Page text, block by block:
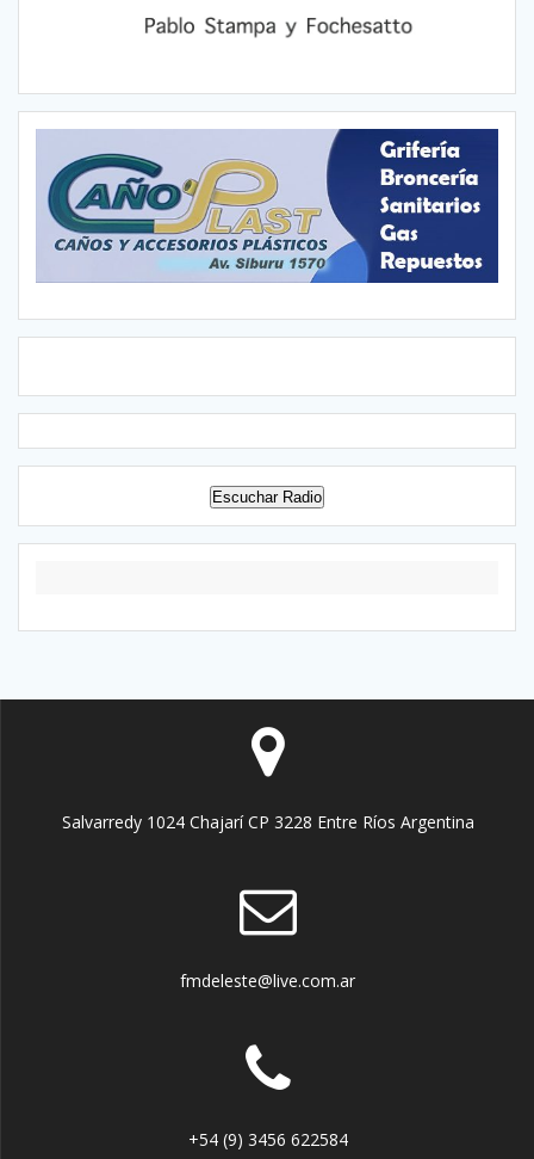
Escuchar Radio
Salvarredy 1024 Chajarí CP 3228 Entre Ríos Argentina
fmdeleste@live.com.ar
+54 (9) 3456 622584